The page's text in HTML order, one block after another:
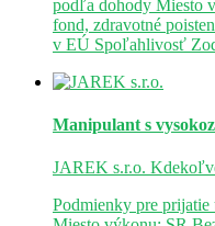
podľa dohody Miesto
fond, zdravotné
v EÚ Spoľahlivosť
Manipulant s
JAREK s.r.o.
Podmienky pre prijatie